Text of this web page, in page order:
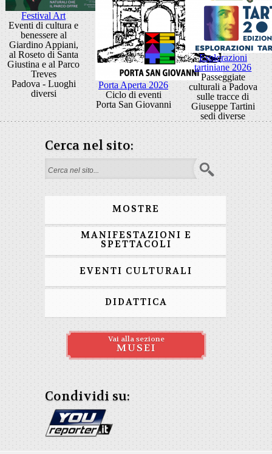
Festival Art
Eventi di cultura e
benessere al
Giardino Appiani,
al Roseto di Santa
Giustina e al Parco
Treves
Padova - Luoghi
diversi
Porta Aperta 2026
Ciclo di eventi
Porta San Giovanni
Esplorazioni
tartiniane 2026
Passeggiate
culturali a Padova
sulle tracce di
Giuseppe Tartini
sedi diverse
Cerca nel sito:
Form di ricerca
MOSTRE
MANIFESTAZIONI E
SPETTACOLI
EVENTI CULTURALI
DIDATTICA
Vai alla sezione
MUSEI
Condividi su: